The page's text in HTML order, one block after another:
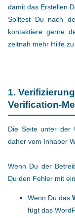
damit das Erstellen
Solltest Du nach
kontaktiere gerne
zeitnah mehr Hilfe
1.
Verification-
Die Seite unter der
daher vom Inhaber
Wenn Du der
Du den Fehler mit
Wenn Du das
fügt das